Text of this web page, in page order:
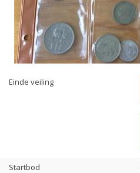
Einde veiling
Startbod